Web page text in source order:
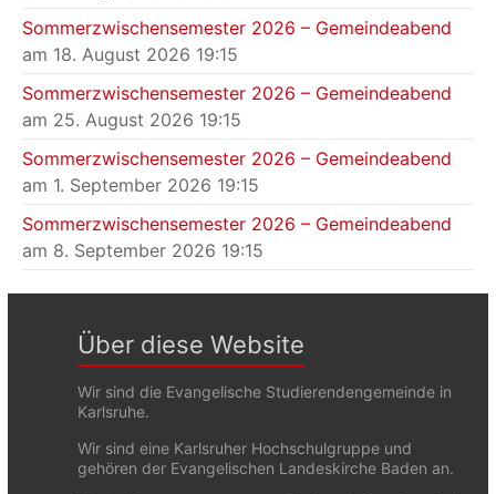
Sommerzwischensemester 2026 – Gemeindeabend
am 18. August 2026 19:15
Sommerzwischensemester 2026 – Gemeindeabend
am 25. August 2026 19:15
Sommerzwischensemester 2026 – Gemeindeabend
am 1. September 2026 19:15
Sommerzwischensemester 2026 – Gemeindeabend
am 8. September 2026 19:15
Über diese Website
Wir sind die Evangelische Studierendengemeinde in
Karlsruhe.
Wir sind eine Karlsruher Hochschulgruppe und
gehören der Evangelischen Landeskirche Baden an.